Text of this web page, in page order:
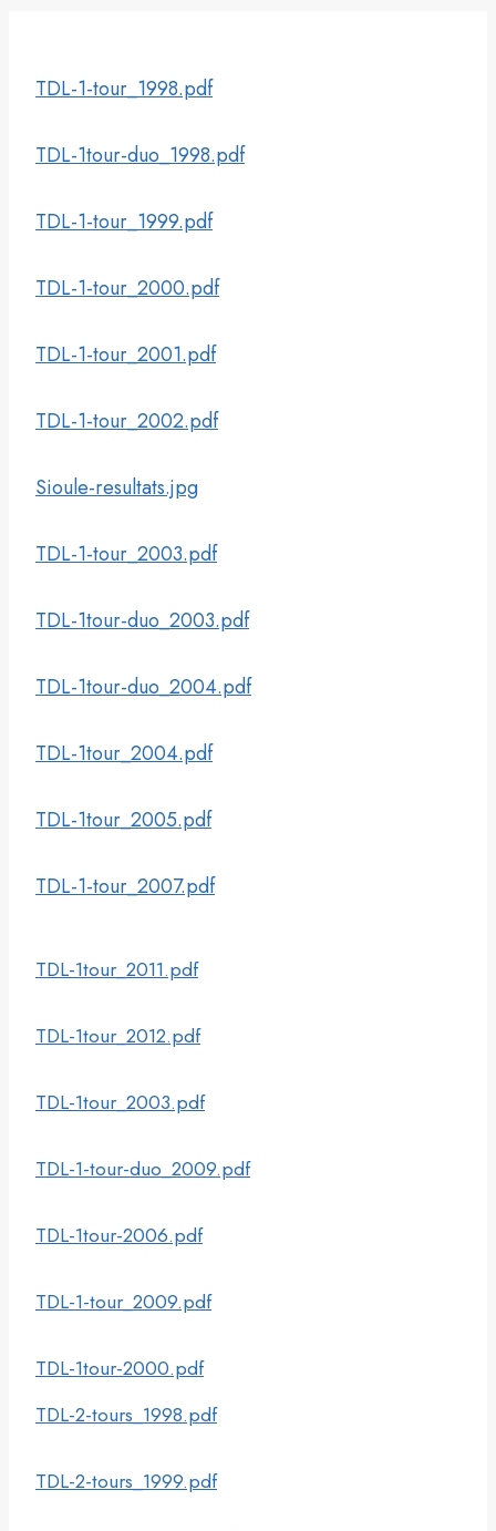
TDL-1-tour_1998.pdf
TDL-1tour-duo_1998.pdf
TDL-1-tour_1999.pdf
TDL-1-tour_2000.pdf
TDL-1-tour_2001.pdf
TDL-1-tour_2002.pdf
Sioule-resultats.jpg
TDL-1-tour_2003.pdf
TDL-1tour-duo_2003.pdf
TDL-1tour-duo_2004.pdf
TDL-1tour_2004.pdf
TDL-1tour_2005.pdf
TDL-1-tour_2007.pdf
TDL-1tour_2011.pdf
TDL-1tour_2012.pdf
TDL-1tour_2003.pdf
TDL-1-tour-duo_2009.pdf
TDL-1tour-2006.pdf
TDL-1-tour_2009.pdf
TDL-1tour-2000.pdf
TDL-2-tours_1998.pdf
TDL-2-tours_1999.pdf